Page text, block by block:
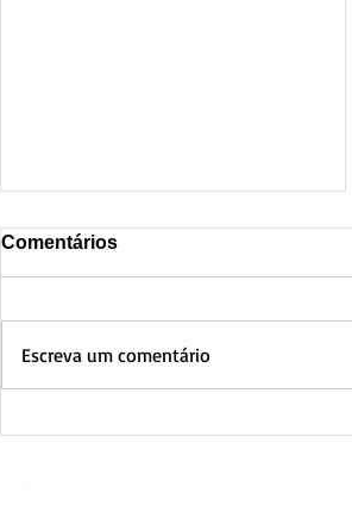
Comentários
Escreva um comentário